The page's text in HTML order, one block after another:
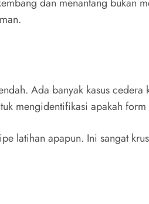
dan menantang bukan
Ada banyak kasus cedera
mengidentifikasi apakah form
latihan apapun. Ini sangat